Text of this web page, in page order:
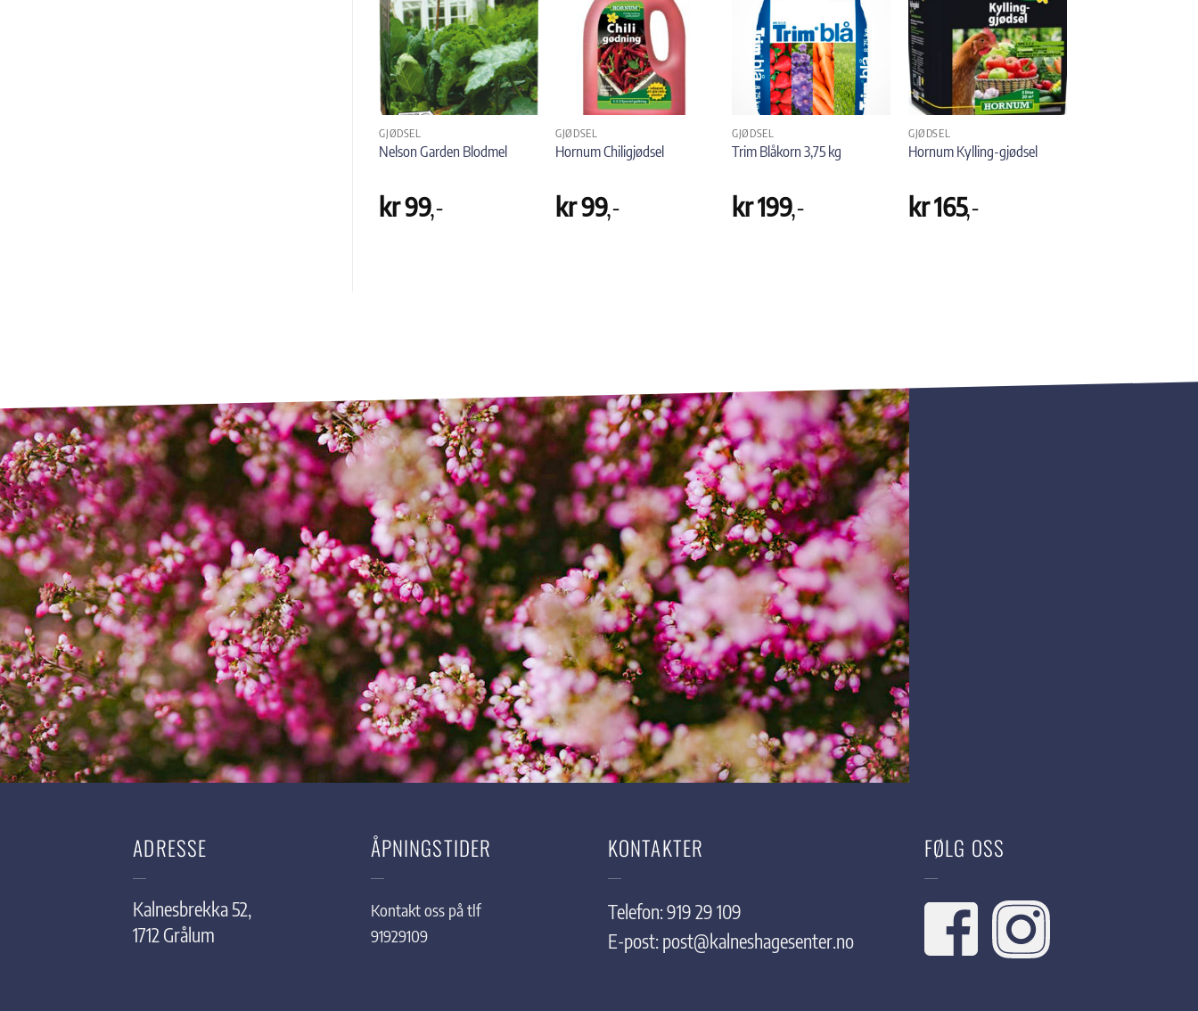
GJØDSEL
Nelson Garden Blodmel
kr99,-
GJØDSEL
Hornum Chiligjødsel
kr99,-
GJØDSEL
Trim Blåkorn 3,75 kg
kr199,-
GJØDSEL
Hornum Kylling-gjødsel
kr165,-
ADRESSE
Kalnesbrekka 52,
1712 Grålum
ÅPNINGSTIDER
Kontakt oss på tlf
91929109
KONTAKTER
Telefon: 919 29 109
E-post:post@kalneshagesenter.no
FØLG OSS